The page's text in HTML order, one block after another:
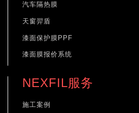
汽车隔热膜
天窗羿盾
漆面保护膜PPF
漆面膜报价系统
NEXFIL服务
施工案例